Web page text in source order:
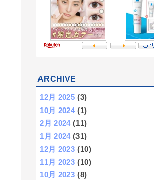
ARCHIVE
12月 2025 (3)
10月 2024(1)
2月 2024(11)
1月 2024(31)
12月 2023 (10)
11月 2023 (10)
10月 2023 (8)